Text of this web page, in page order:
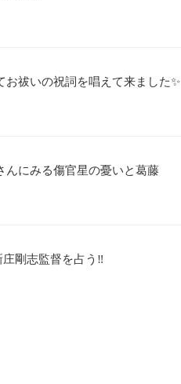
お祓いの祝詞を唱えて来ました✨
んにみる傷官星の憂いと葛藤
庄剛志監督を占う‼️